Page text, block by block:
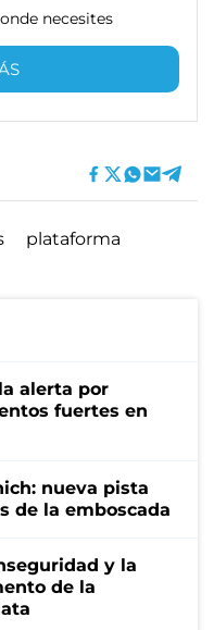
necesites
plataforma
alerta por
fuertes en
nueva pista
de la emboscada
y la
de la